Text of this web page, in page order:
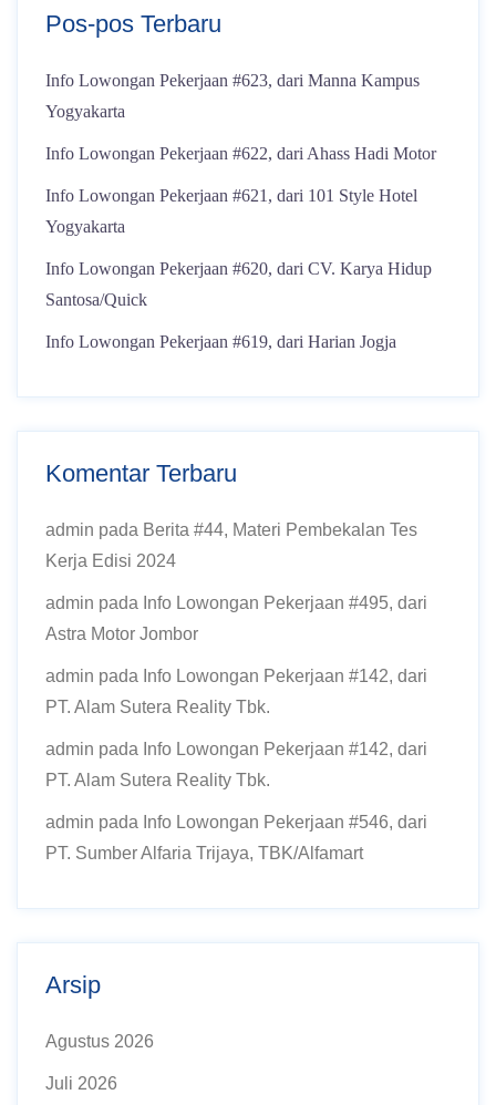
Pos-pos Terbaru
Info Lowongan Pekerjaan #623, dari Manna Kampus
Yogyakarta
Info Lowongan Pekerjaan #622, dari Ahass Hadi Motor
Info Lowongan Pekerjaan #621, dari 101 Style Hotel
Yogyakarta
Info Lowongan Pekerjaan #620, dari CV. Karya Hidup
Santosa/Quick
Info Lowongan Pekerjaan #619, dari Harian Jogja
Komentar Terbaru
admin pada Berita #44, Materi Pembekalan Tes
Kerja Edisi 2024
admin pada Info Lowongan Pekerjaan #495, dari
Astra Motor Jombor
admin pada Info Lowongan Pekerjaan #142, dari
PT. Alam Sutera Reality Tbk.
admin pada Info Lowongan Pekerjaan #142, dari
PT. Alam Sutera Reality Tbk.
admin pada Info Lowongan Pekerjaan #546, dari
PT. Sumber Alfaria Trijaya, TBK/Alfamart
Arsip
Agustus 2026
Juli 2026